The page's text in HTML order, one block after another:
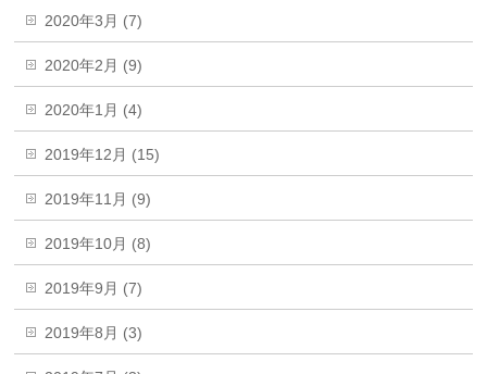
2020年3月 (7)
2020年2月 (9)
2020年1月 (4)
2019年12月 (15)
2019年11月 (9)
2019年10月 (8)
2019年9月 (7)
2019年8月 (3)